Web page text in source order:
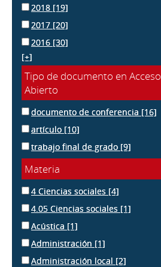
2018 [19]
2017 [20]
2016 [30]
[+]
Tipo de documento en Acceso
Abierto
documento de conferencia [16]
artículo [10]
trabajo final de grado [9]
Materia
4 Ciencias sociales [4]
4.05 Ciencias sociales [1]
Acústica [1]
Administración [1]
Administración local [2]